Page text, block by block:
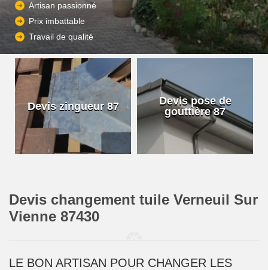
Artisan passionné
Prix imbattable
Travail de qualité
Devis zingueur 87
Devis pose de
gouttière 87
Devis changement tuile Verneuil Sur
Vienne 87430
LE BON ARTISAN POUR CHANGER LES